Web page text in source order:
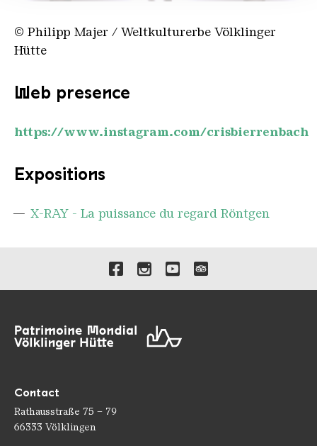
ont collectées dans le cadre de votre utilisation des
services.
© Philipp Majer / Weltkulturerbe Völklinger
Hütte
Web presence
https://www.instagram.com/crisbierrenbach
Expositions
X-RAY - La puissance du regard Röntgen
Liens vers nos canaux de
Contact
Rathausstraße 75 – 79
66333 Völklingen